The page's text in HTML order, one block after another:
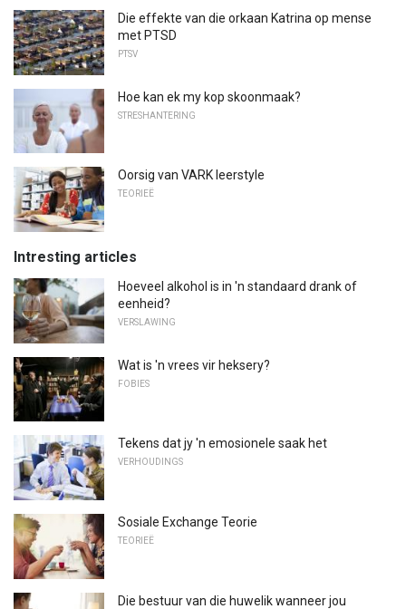
Die effekte van die orkaan Katrina op mense
met PTSD
PTSV
Hoe kan ek my kop skoonmaak?
STRESHANTERING
Oorsig van VARK leerstyle
TEORIEË
Intresting articles
Hoeveel alkohol is in 'n standaard drank of
eenheid?
VERSLAWING
Wat is 'n vrees vir heksery?
FOBIES
Tekens dat jy 'n emosionele saak het
VERHOUDINGS
Sosiale Exchange Teorie
TEORIEË
Die bestuur van die huwelik wanneer jou